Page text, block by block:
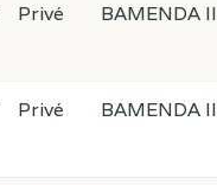
Privé BAMENDA II
Privé BAMENDA II